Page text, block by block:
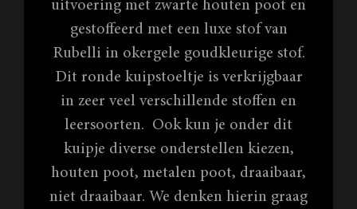
uitvoering met zwarte houten poot en
gestoffeerd met een luxe stof van
Rubelli in okergele goudkleurige stof.
Dit ronde kuipstoeltje is verkrijgbaar
in zeer veel verschillende stoffen en
leersoorten. Ook kun je onder dit
kuipje diverse onderstellen kiezen,
houten poot, metalen poot, draaibaar,
niet draaibaar. We denken hierin graag